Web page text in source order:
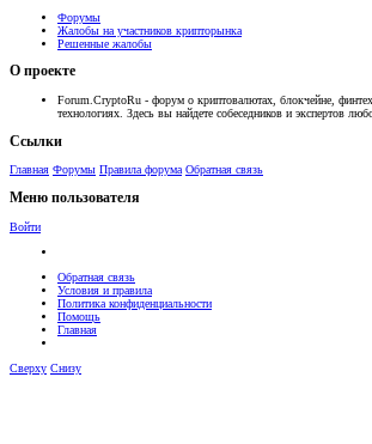
Форумы
Жалобы на участников крипторынка
Решенные жалобы
О проекте
Forum.CryptoRu - форум о криптовалютах, блокчейне,
технологиях. Здесь вы найдете собеседников и экспертов
Ссылки
Главная Форумы Правила форума Обратная связь
Меню пользователя
Войти
Обратная связь
Условия и правила
Политика конфиденциальности
Помощь
Главная
Сверху Снизу